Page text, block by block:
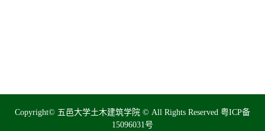
Copyright© 五邑大学土木建筑学院 © All Rights Reserved 粤ICP备
15096031号